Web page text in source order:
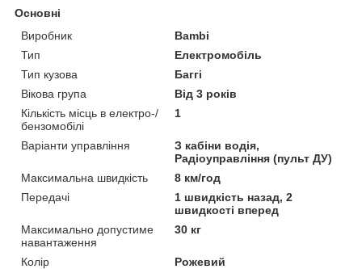
Основні
Виробник
Bambi
Тип
Електромобіль
Тип кузова
Баггі
Вікова група
Від 3 років
Кількість місць в електро-/
бензомобілі
1
Варіанти управління
З кабіни водія,
Радіоуправління (пульт ДУ)
Максимальна швидкість
8 км/год
Передачі
1 швидкість назад, 2
швидкості вперед
Максимально допустиме
навантаження
30 кг
Колір
Рожевий